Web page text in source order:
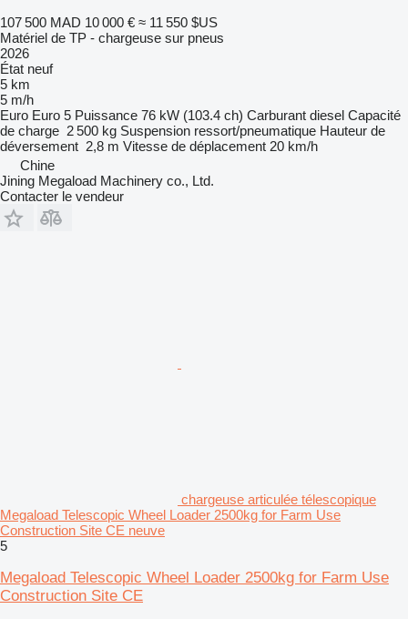
107 500 MAD 10 000 € ≈ 11 550 $US
Matériel de TP - chargeuse sur pneus
2026
État neuf
5 km
5 m/h
Euro Euro 5 Puissance 76 kW (103.4 ch) Carburant diesel Capacité
de charge 2 500 kg Suspension ressort/pneumatique Hauteur de
déversement 2,8 m Vitesse de déplacement 20 km/h
Chine
Jining Megaload Machinery co., Ltd.
Contacter le vendeur
chargeuse articulée télescopique
Megaload Telescopic Wheel Loader 2500kg for Farm Use
Construction Site CE neuve
5
Megaload Telescopic Wheel Loader 2500kg for Farm Use
Construction Site CE